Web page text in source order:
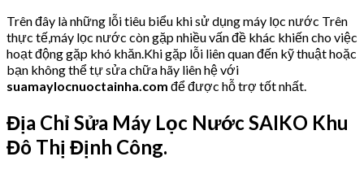
Trên đây là những lỗi tiêu biểu khi sử dụng máy lọc nước Trên
thực tế,máy lọc nước còn gặp nhiều vấn đề khác khiến cho việc
hoạt động gặp khó khăn.Khi gặp lỗi liên quan đến kỹ thuật hoặc
bạn không thể tự sửa chữa hãy liên hệ với
suamaylocnuoctainha.com để được hỗ trợ tốt nhất.
Địa Chỉ Sửa Máy Lọc Nước SAIKO Khu
Đô Thị Định Công.